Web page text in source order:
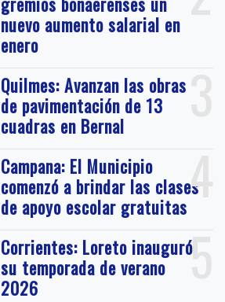
nuevo aumento salarial en
enero
3
Quilmes: Avanzan las obras
de pavimentación de 13
cuadras en Bernal
4
Campana: El Municipio
comenzó a brindar las clases
de apoyo escolar gratuitas
5
Corrientes: Loreto inauguró
su temporada de verano
2026